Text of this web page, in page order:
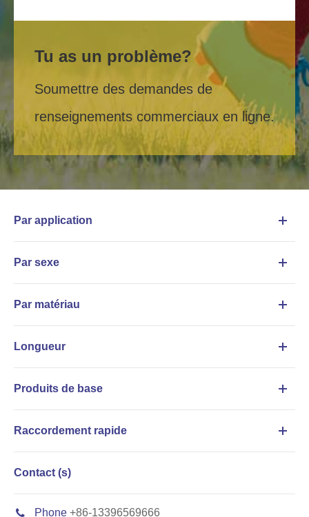
Tu as un problème?
Soumettre des demandes de
renseignements commerciaux en ligne.
Par application
Par sexe
Par matériau
Longueur
Produits de base
Raccordement rapide
Contact (s)
Phone +86-13396569666